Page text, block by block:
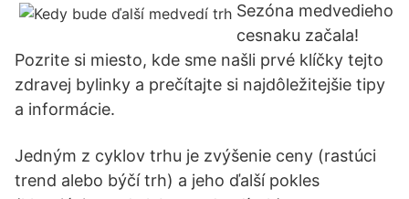
Sezóna medvedieho
cesnaku začala!
Pozrite si miesto, kde sme našli prvé klíčky tejto
zdravej bylinky a prečítajte si najdôležitejšie tipy
a informácie.
Jedným z cyklov trhu je zvýšenie ceny (rastúci
trend alebo býčí trh) a jeho ďalší pokles